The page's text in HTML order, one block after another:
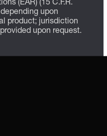
(EAR) (15 C.F.R.
upon
product; jurisdiction
upon request.